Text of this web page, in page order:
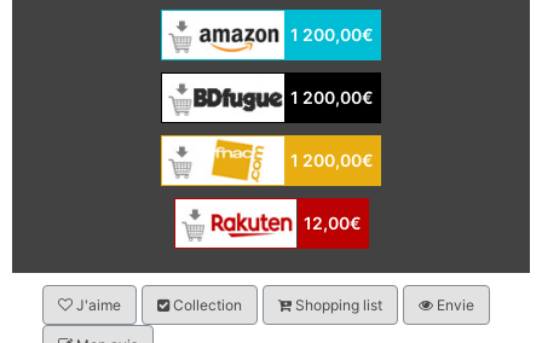
1 200,00€
1 200,00€
1 200,00€
12,00€
J'aime Collection Shopping list Envie